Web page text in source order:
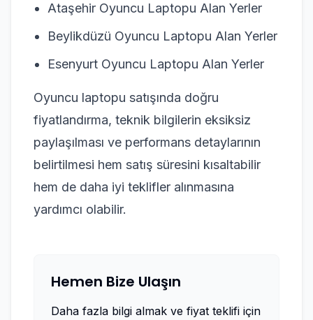
Ataşehir Oyuncu Laptopu Alan Yerler
Beylikdüzü Oyuncu Laptopu Alan Yerler
Esenyurt Oyuncu Laptopu Alan Yerler
Oyuncu laptopu satışında doğru
fiyatlandırma, teknik bilgilerin eksiksiz
paylaşılması ve performans detaylarının
belirtilmesi hem satış süresini kısaltabilir
hem de daha iyi teklifler alınmasına
yardımcı olabilir.
Hemen Bize Ulaşın
Daha fazla bilgi almak ve fiyat teklifi için